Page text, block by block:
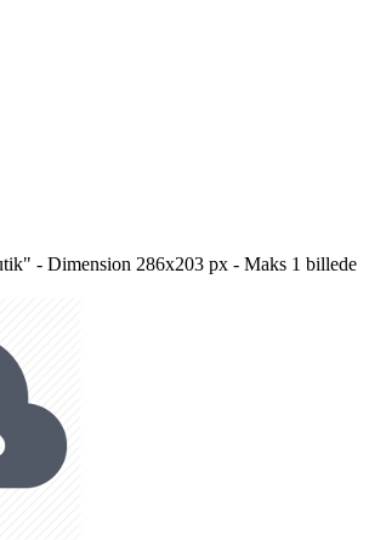
- Dimension 286x203 px - Maks 1 billede